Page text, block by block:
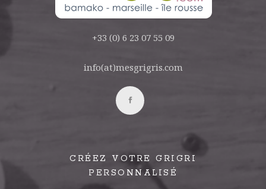
+33 (0) 6 23 07 55 09
info(at)mesgrigris.com
CRÉEZ VOTRE GRIGRI
PERSONNALISÉ